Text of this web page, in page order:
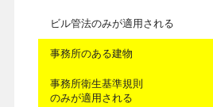
ビル管法のみが適用される
事務所のある建物
事務所衛生基準規則
のみが適用される